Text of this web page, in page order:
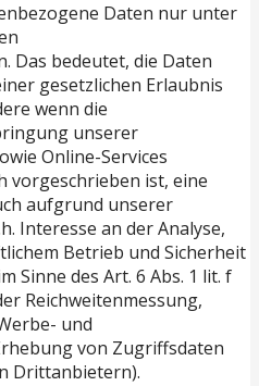
Daten nur unter
Das bedeutet, die Daten
gesetzlichen Erlaubnis
wenn die
unserer
Online-Services
vorgeschrieben ist, eine
aufgrund unserer
Interesse an der Analyse,
Betrieb und Sicherheit
Sinne des Art. 6 Abs. 1 lit. f
Reichweitenmessung,
und
von Zugriffsdaten
Drittanbietern).